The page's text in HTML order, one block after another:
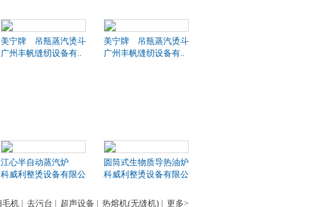
美宁牌 吊瓶蒸汽烫斗
广州丰帆缝纫设备有..
美宁牌 吊瓶蒸汽烫斗
广州丰帆缝纫设备有..
江心半自动蒸汽炉
科威利整烫设备有限公司
圆筒式生物质导热油炉
科威利整烫设备有限公司
毛机 去污台 超声设备 热熔机(无缝机) 更多>